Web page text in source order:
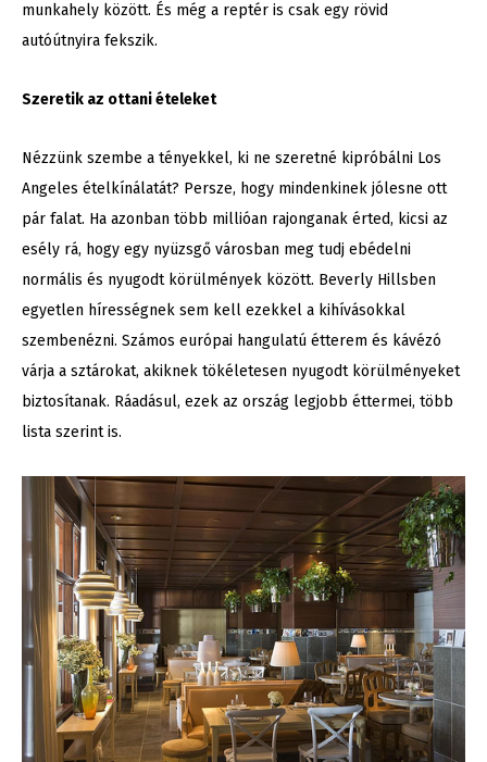
munkahely között. És még a reptér is csak egy rövid
autóútnyira fekszik.
Szeretik az ottani ételeket
Nézzünk szembe a tényekkel, ki ne szeretné kipróbálni Los
Angeles ételkínálatát? Persze, hogy mindenkinek jólesne ott
pár falat. Ha azonban több millióan rajonganak érted, kicsi az
esély rá, hogy egy nyüzsgő városban meg tudj ebédelni
normális és nyugodt körülmények között. Beverly Hillsben
egyetlen hírességnek sem kell ezekkel a kihívásokkal
szembenézni. Számos európai hangulatú étterem és kávézó
várja a sztárokat, akiknek tökéletesen nyugodt körülményeket
biztosítanak. Ráadásul, ezek az ország legjobb éttermei, több
lista szerint is.